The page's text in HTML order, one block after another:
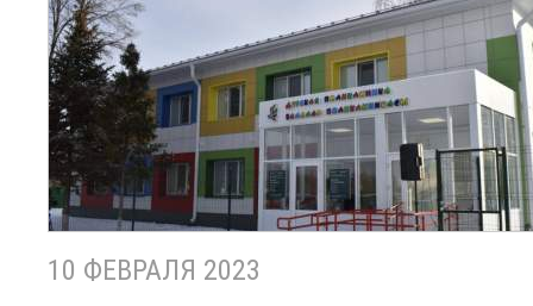
10 ФЕВРАЛЯ 2023